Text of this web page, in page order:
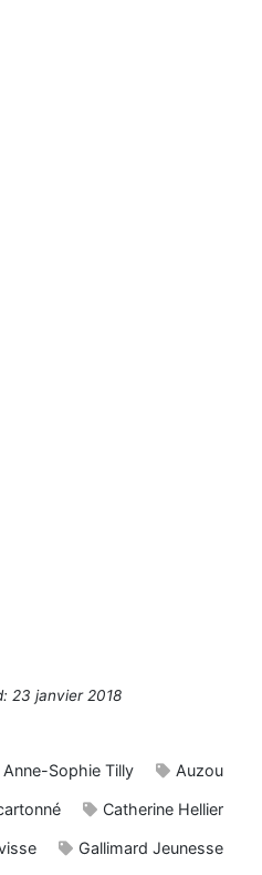
23 janvier 2018
Anne-Sophie Tilly Auzou
Catherine Hellier
Gallimard Jeunesse